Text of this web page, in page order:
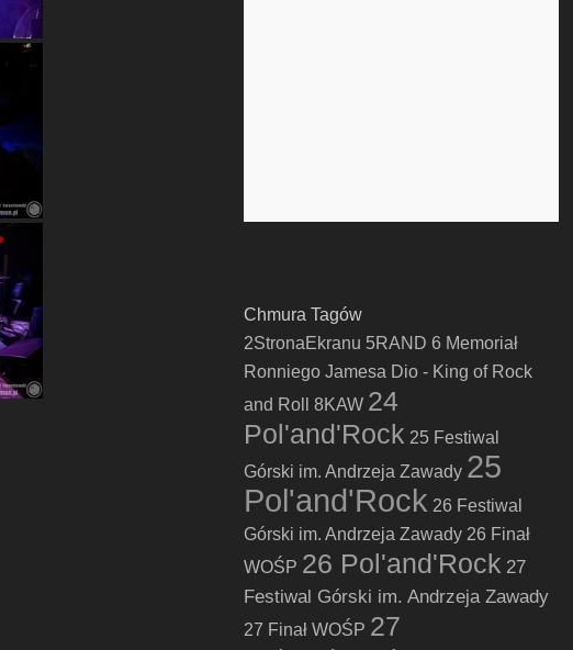
Chmura Tagów
2StronaEkranu 5RAND 6 Memoriał
Ronniego Jamesa Dio - King of Rock
and Roll
8KAW 24
Pol'and'Rock 25 Festiwal
Górski im. Andrzeja Zawady 25
Pol'and'Rock 26 Festiwal
Górski im. Andrzeja Zawady 26 Finał
WOŚP 26 Pol'and'Rock 27
Festiwal Górski im. Andrzeja Zawady
27 Finał WOŚP 27